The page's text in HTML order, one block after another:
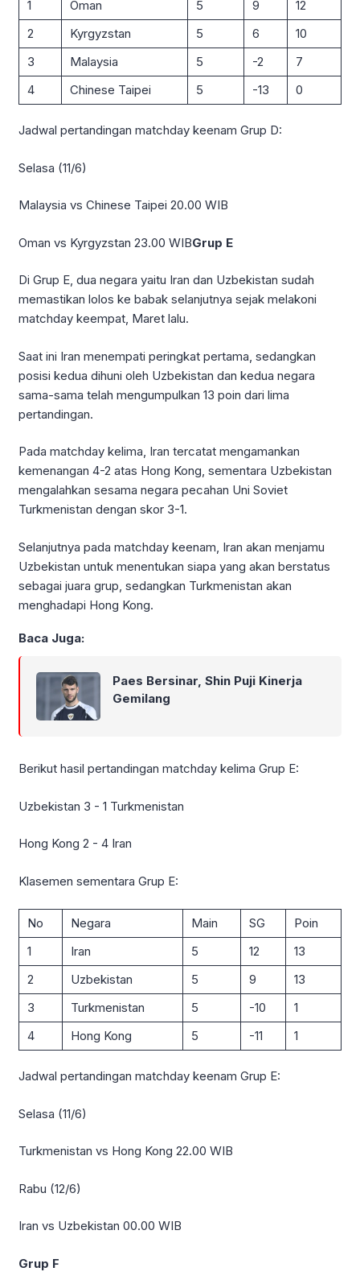
1
Oman 5 9
12
2
Kyrgyzstan 5 6
10
3
Malaysia 5 -2
7
4
Chinese Taipei 5 -13 0
Jadwal pertandingan matchday keenam Grup D:
Selasa (11/6)
Malaysia vs Chinese Taipei 20.00 WIB
Oman vs Kyrgyzstan 23.00 WIBGrup E
Di Grup E, dua negara yaitu Iran dan Uzbekistan sudah
memastikan lolos ke babak selanjutnya sejak melakoni
matchday keempat, Maret lalu.
Saat ini Iran menempati peringkat pertama, sedangkan
posisi kedua dihuni oleh Uzbekistan dan kedua negara
sama-sama telah mengumpulkan 13 poin dari lima
pertandingan.
Pada matchday kelima, Iran tercatat mengamankan
kemenangan 4-2 atas Hong Kong, sementara Uzbekistan
mengalahkan sesama negara pecahan Uni Soviet
Turkmenistan dengan skor 3-1.
Selanjutnya pada matchday keenam, Iran akan menjamu
Uzbekistan untuk menentukan siapa yang akan berstatus
sebagai juara grup, sedangkan Turkmenistan akan
menghadapi Hong Kong.
Baca Juga:
Paes Bersinar, Shin Puji Kinerja
Gemilang
Berikut hasil pertandingan matchday kelima Grup E:
Uzbekistan 3 - 1 Turkmenistan
Hong Kong 2 - 4 Iran
Klasemen sementara Grup E:
No Negara Main SG
Poin
1
Iran 5 12
13
2
Uzbekistan 5 9
13
3
Turkmenistan 5 -10
1
4
Hong Kong 5 -11 1
Jadwal pertandingan matchday keenam Grup E:
Selasa (11/6)
Turkmenistan vs Hong Kong 22.00 WIB
Rabu (12/6)
Iran vs Uzbekistan 00.00 WIB
Grup F